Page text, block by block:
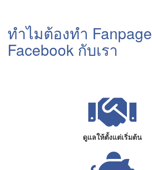
ทำไมต้องทำ Fanpage
Facebook กับเรา
ดูแลให้ตั้งแต่เริ่มต้น